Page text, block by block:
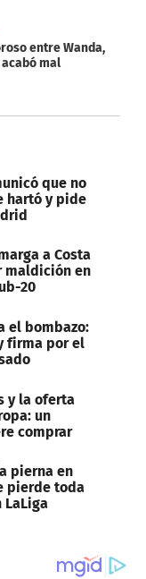
entre Wanda,
mal
que no
hartó y pide
a Costa
maldición en
20
el bombazo:
firma por el
y la oferta
un
comprar
pierna en
pierde toda
LaLiga